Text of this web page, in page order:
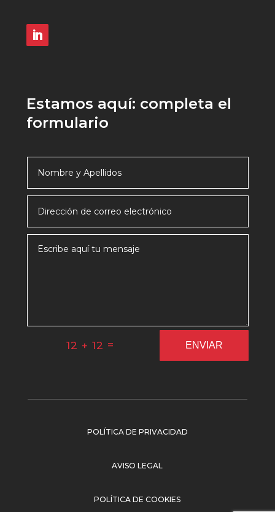
Estamos aquí: completa el
formulario
12 + 12 = ENVIAR
POLÍTICA DE PRIVACIDAD
AVISO LEGAL
POLÍTICA DE COOKIES